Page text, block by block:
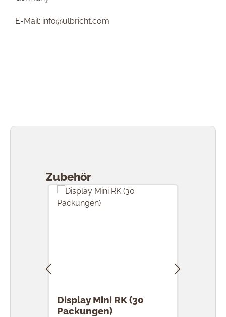
E-Mail: info@ulbricht.com
Zubehör
Display Mini RK (30
Packungen)